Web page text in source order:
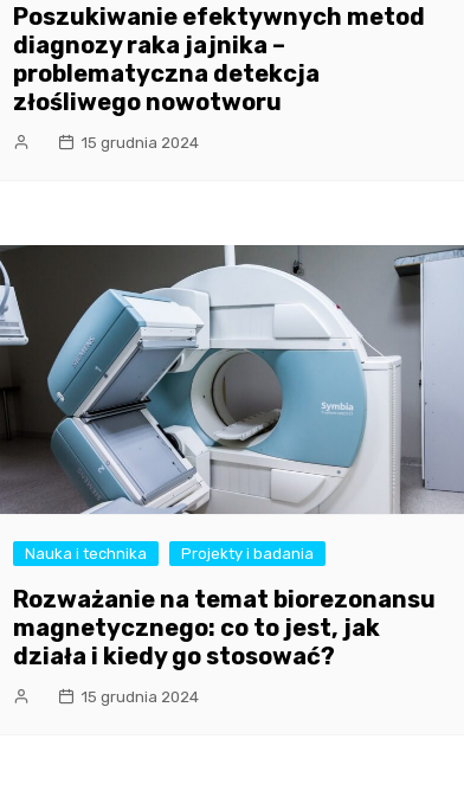
Poszukiwanie efektywnych metod
diagnozy raka jajnika –
problematyczna detekcja
złośliwego nowotworu
15 grudnia 2024
Nauka i technika Projekty i badania
Rozważanie na temat biorezonansu
magnetycznego: co to jest, jak
działa i kiedy go stosować?
15 grudnia 2024